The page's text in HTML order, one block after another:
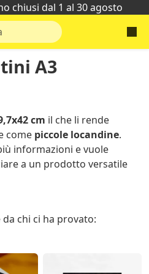
chiusi dal 1 al 30 agosto
A3
cm il che li rende
come piccole locandine.
informazioni e vuole
a un prodotto versatile
chi ci ha provato: